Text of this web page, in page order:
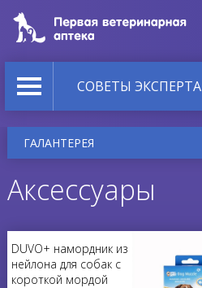
СОВЕТЫ ЭКСПЕРТА
ГАЛАНТЕРЕЯ
Аксессуары
DUVO+ намордник из
нейлона для собак с
короткой мордой